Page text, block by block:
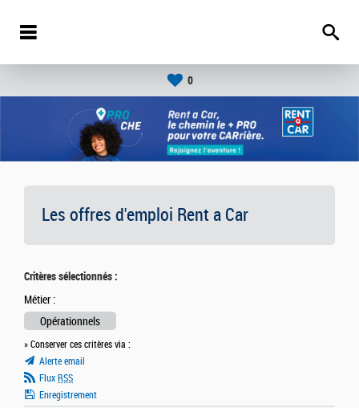
0
Les offres d'emploi Rent a Car
Critères sélectionnés :
Métier :
Opérationnels
» Conserver ces critères via :
Alerte email
Flux RSS
Enregistrement